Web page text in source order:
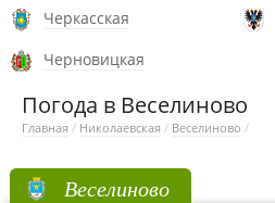
Черкасская
Черновицкая
Погода в Веселиново
Главная / Николаевская / Веселиново /
Веселиново